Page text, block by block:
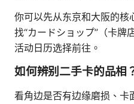
你可以先从东京和大阪的核
找“カードショップ”（卡牌
活动日历选择前往。
如何辨别二手卡的品相
看角边是否有边缘磨损、卡